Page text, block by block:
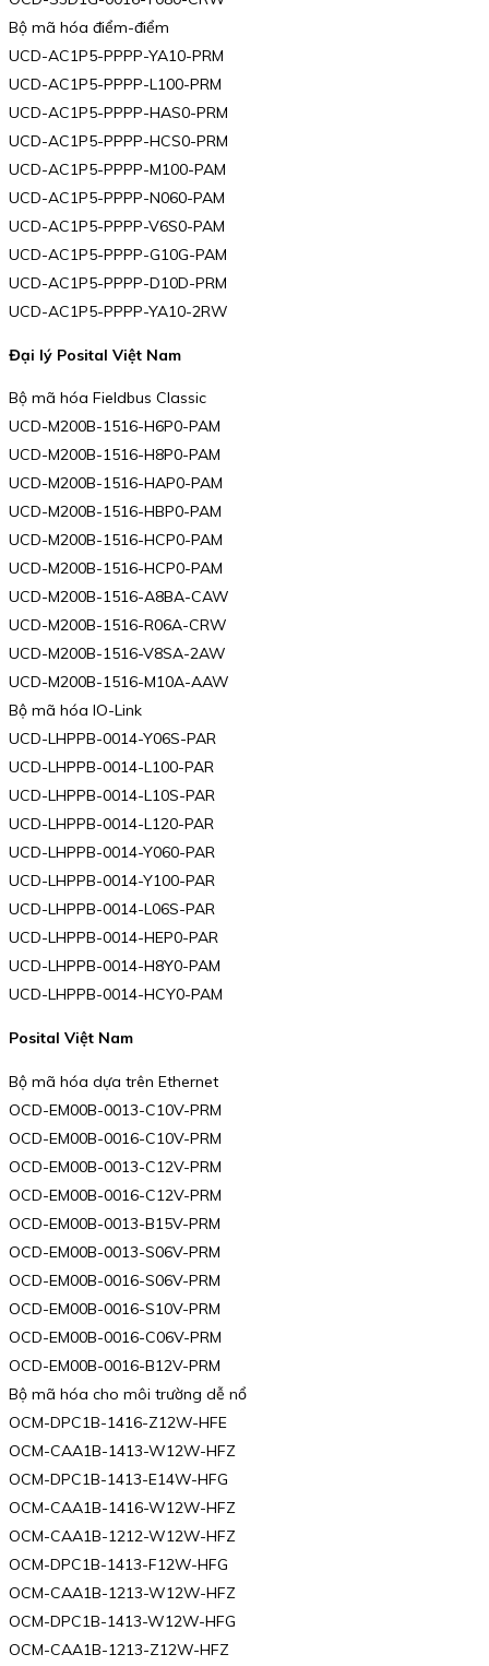
Bộ mã hóa điểm-điểm
UCD-AC1P5-PPPP-YA10-PRM
UCD-AC1P5-PPPP-L100-PRM
UCD-AC1P5-PPPP-HAS0-PRM
UCD-AC1P5-PPPP-HCS0-PRM
UCD-AC1P5-PPPP-M100-PAM
UCD-AC1P5-PPPP-N060-PAM
UCD-AC1P5-PPPP-V6S0-PAM
UCD-AC1P5-PPPP-G10G-PAM
UCD-AC1P5-PPPP-D10D-PRM
UCD-AC1P5-PPPP-YA10-2RW
Đại lý Posital Việt Nam
Bộ mã hóa Fieldbus Classic
UCD-M200B-1516-H6P0-PAM
UCD-M200B-1516-H8P0-PAM
UCD-M200B-1516-HAP0-PAM
UCD-M200B-1516-HBP0-PAM
UCD-M200B-1516-HCP0-PAM
UCD-M200B-1516-HCP0-PAM
UCD-M200B-1516-A8BA-CAW
UCD-M200B-1516-R06A-CRW
UCD-M200B-1516-V8SA-2AW
UCD-M200B-1516-M10A-AAW
Bộ mã hóa IO-Link
UCD-LHPPB-0014-Y06S-PAR
UCD-LHPPB-0014-L100-PAR
UCD-LHPPB-0014-L10S-PAR
UCD-LHPPB-0014-L120-PAR
UCD-LHPPB-0014-Y060-PAR
UCD-LHPPB-0014-Y100-PAR
UCD-LHPPB-0014-L06S-PAR
UCD-LHPPB-0014-HEP0-PAR
UCD-LHPPB-0014-H8Y0-PAM
UCD-LHPPB-0014-HCY0-PAM
Posital Việt Nam
Bộ mã hóa dựa trên Ethernet
OCD-EM00B-0013-C10V-PRM
OCD-EM00B-0016-C10V-PRM
OCD-EM00B-0013-C12V-PRM
OCD-EM00B-0016-C12V-PRM
OCD-EM00B-0013-B15V-PRM
OCD-EM00B-0013-S06V-PRM
OCD-EM00B-0016-S06V-PRM
OCD-EM00B-0016-S10V-PRM
OCD-EM00B-0016-C06V-PRM
OCD-EM00B-0016-B12V-PRM
Bộ mã hóa cho môi trường dễ nổ
OCM-DPC1B-1416-Z12W-HFE
OCM-CAA1B-1413-W12W-HFZ
OCM-DPC1B-1413-E14W-HFG
OCM-CAA1B-1416-W12W-HFZ
OCM-CAA1B-1212-W12W-HFZ
OCM-DPC1B-1413-F12W-HFG
OCM-CAA1B-1213-W12W-HFZ
OCM-DPC1B-1413-W12W-HFG
OCM-CAA1B-1213-Z12W-HFZ